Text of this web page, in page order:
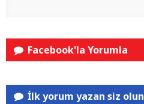
Facebook'la Yorumla
İlk yorum yazan siz olun